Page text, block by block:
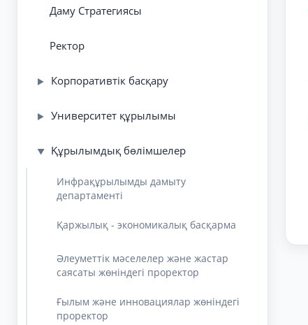
Даму Стратегиясы
Ректор
▶ Корпоративтік басқару
▶ Университет құрылымы
▼ Құрылымдық бөлімшелер
Инфрақұрылымды дамыту
департаменті
Қаржылық - экономикалық басқарма
Әлеуметтік мәселелер және жастар
саясаты жөніндегі проректор
Ғылым және инновациялар жөніндегі
проректор